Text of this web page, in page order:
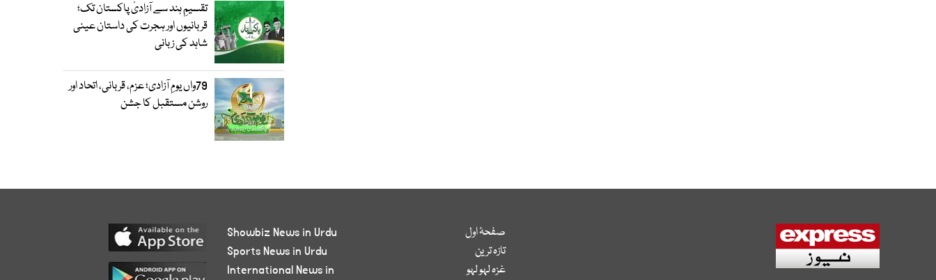
تقسیمِ ہند سے آزادیٔ پاکستان تک؛
قربانیوں اور ہجرت کی داستان عینی
شاہد کی زبانی
79واں یومِ آزادی؛ عزم، قربانی، اتحاد اور
روشن مستقبل کا جشن
صفحۂ اول
تازہ ترین
غزہ لہو لہو
Showbiz News in Urdu
Sports News in Urdu
International News in